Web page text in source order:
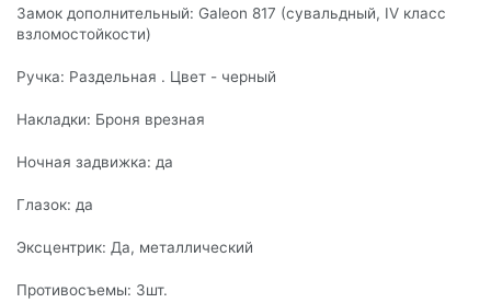
Замок дополнительный: Galeon 817 (сувальдный, IV класс
взломостойкости)
Ручка: Раздельная . Цвет - черный
Накладки: Броня врезная
Ночная задвижка: да
Глазок: да
Эксцентрик: Да, металлический
Противосъемы: 3шт.